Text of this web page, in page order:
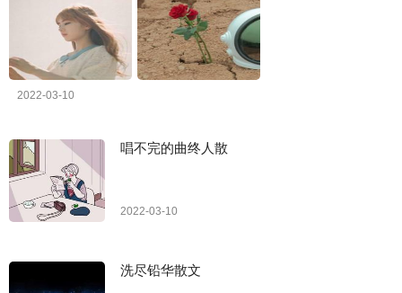
2022-03-10
唱不完的曲终人散
2022-03-10
洗尽铅华散文